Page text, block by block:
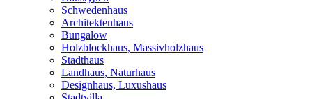
Schwedenhaus
Architektenhaus
Bungalow
Holzblockhaus, Massivholzhaus
Stadthaus
Landhaus, Naturhaus
Designhaus, Luxushaus